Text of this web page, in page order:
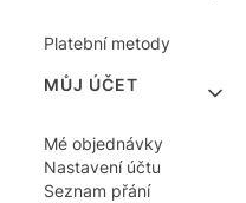
Platební metody
MŮJ ÚČET
Mé objednávky
Nastavení účtu
Seznam přání